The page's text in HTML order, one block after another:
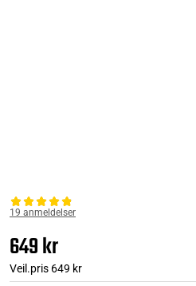
19 anmeldelser
649 kr
Veil.pris 649 kr